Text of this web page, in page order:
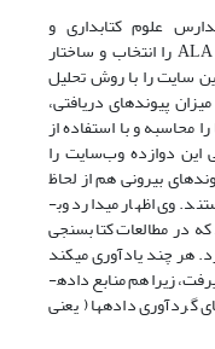
مدارس علوم کتابداری و
اطلاع‌رسانی موجود در فهرست مورد تأئید ALA را انتخاب و ساختار
این سایت را با روش تحلیل
پیوندهای دریافتی،
محاسبه و با استفاده از
این دوازده وب‌سایت را
بیرونی هم از لحاظ
وی اظهار می­دارد وب­
در مطالعات کتاب­سنجی
هر چند یادآوری می­کند
زیرا هم منابع داده­
گرد­آوری داده­ها ( یعنی